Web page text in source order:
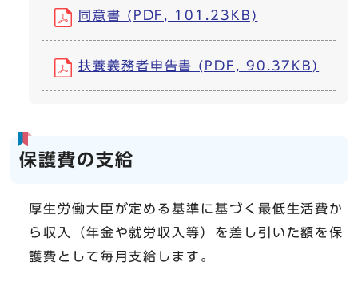
同意書 (PDF, 101.23KB)
扶養義務者申告書 (PDF, 90.37KB)
保護費の支給
厚生労働大臣が定める基準に基づく最低生活費か
ら収入（年金や就労収入等）を差し引いた額を保
護費として毎月支給します。